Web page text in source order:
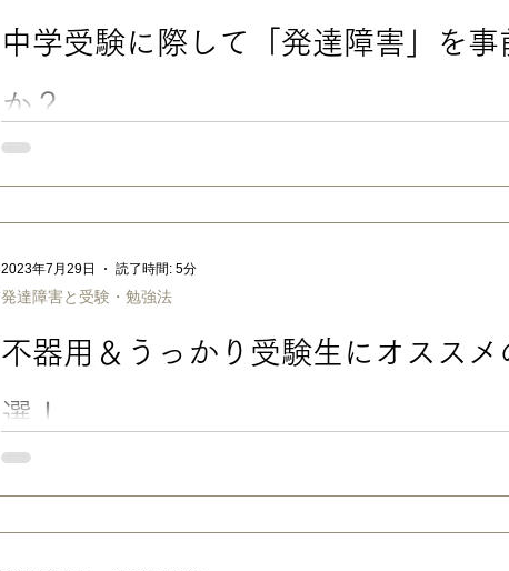
し、視線が定まって読みやすくなると思います。 LDがある方向けの補助
「読字ガイド」「リーディングトラッカー」「リーディングルーラー」
中学受験に際して「発達障害」を事
か？
達障害」があることを伝えたほうがいいのか、でも、それで合否に不利
不器用＆うっかり受験生にオススメ
選！
メできる、 うちの子達が愛用した（している）文具５選を紹介します
発達障害と受験・勉強法
2023年7月29日 読了時間: 5分